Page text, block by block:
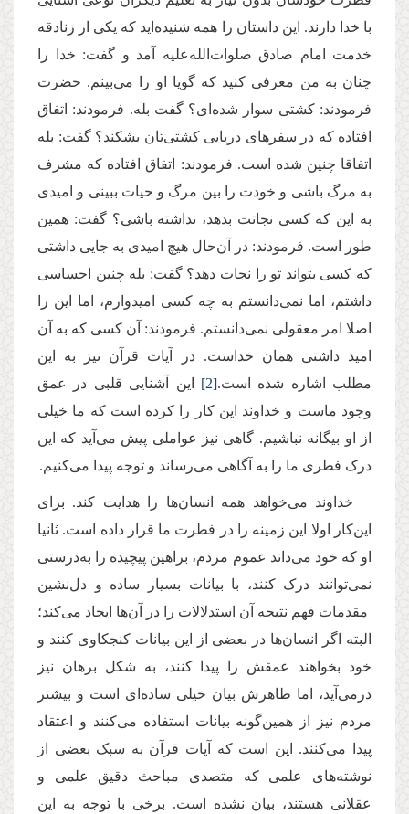
با خدا دارند. این داستان را همه شنیده‌اید که یکی از زنادقه
خدمت امام صادق صلوات‌الله‌علیه آمد و گفت: خدا را
چنان به من معرفی کنید که گویا او را می‌بینم. حضرت
فرمودند: کشتی سوار شده‌ای؟ گفت بله. فرمودند: اتفاق
افتاده که در سفرهای دریایی کشتی‌تان بشکند؟ گفت: بله
اتفاقا چنین شده است. فرمودند: اتفاق افتاده که مشرف
به مرگ باشی و خودت را بین مرگ و حیات ببینی و امیدی
به این که کسی نجاتت بدهد، نداشته باشی؟ گفت: همین
طور است. فرمودند: در آن‌حال هیچ امیدی به جایی داشتی
که کسی بتواند تو را نجات دهد؟ گفت: بله چنین احساسی
داشتم، اما نمی‌دانستم به چه کسی امیدوارم، اما این‌ را
اصلا امر معقولی نمی‌دانستم. فرمودند: آن کسی که به آن
امید داشتی همان خداست. در آیات قرآن نیز به این
مطلب اشاره شده است.[2] این آشنایی قلبی در عمق
وجود ماست و خداوند این کار را کرده است که ما خیلی
از او بیگانه نباشیم. گاهی نیز عواملی پیش می‌آید که این
درک فطری ما را به آگاهی می‌رساند و توجه پیدا می‌کنیم.
خداوند می‌خواهد همه انسان‌ها را هدایت کند. برای
این‌کار اولا این زمینه‌ را در فطرت ما قرار داده است. ثانیا
او که خود می‌داند عموم مردم، براهین پیچیده را به‌درستی
نمی‌توانند درک کنند، با بیانات بسیار ساده و دل‌نشین
مقدمات فهم نتیجه آن استدلالات را در آن‌ها ایجاد می‌کند؛
البته اگر انسان‌ها در بعضی از این بیانات کنجکاوی کنند و
خود بخواهند عمقش را پیدا کنند، به شکل برهان نیز
درمی‌آید، اما ظاهرش بیان خیلی ساده‌ای است و بیشتر
مردم نیز از همین‌گونه بیانات استفاده می‌کنند و اعتقاد
پیدا می‌کنند. این است ‌که آیات قرآن به سبک بعضی از
نوشته‌های علمی که متصدی مباحث دقیق علمی و
عقلانی هستند، بیان نشده است. برخی با توجه به این